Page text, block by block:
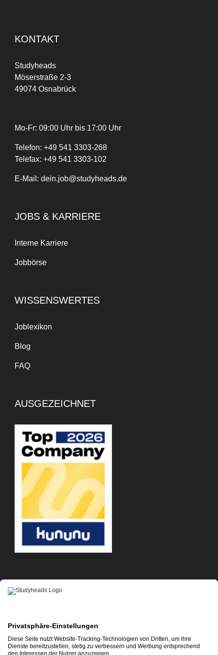
KONTAKT
Studyheads
Möserstraße 2-3
49074 Osnabrück
Mo-Fr: 09:00 Uhr bis 17:00 Uhr
Telefon: +49 541 3303-268
Telefax: +49 541 3303-102
E-Mail: dein.job@studyheads.de
JOBS & KARRIERE
Interne Karriere
Jobbörse
WISSENSWERTES
Joblexikon
Blog
FAQ
AUSGEZEICHNET